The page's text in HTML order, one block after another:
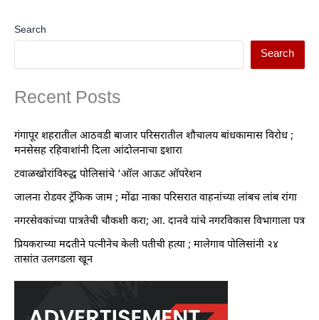
Search
Search
Recent Posts
गंगापूर शहरातील आठवडी बाजार परिसरातील शौचालय बांधकामास विरोध ;
मनसेसह रहिवाशांनी दिला आंदोलनाचा इशारा
टवाळखोरांविरुद्ध पोलिसांचे ‘ऑल आऊट ऑपरेशन
जालना रोडवर ट्रॅफिक जाम ; मोंढा नाका परिसरात वाहनांच्या लांबच लांब रांगा
नगरसेवकांच्या पात्रतेची चौकशी करा; आ. दानवे यांचे नगरविकास विभागाला पत्र
प्रियकराच्या मदतीने पत्नीनेच केली पतीची हत्या ; मालेगाव पोलिसांनी २४
तासांत उलगडला खून